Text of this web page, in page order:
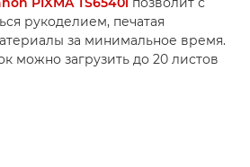
рукоделием, печатая
за минимальное время.
можно загрузить до 20 листов